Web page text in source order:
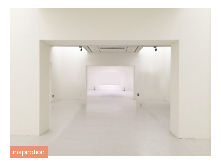
inspiration